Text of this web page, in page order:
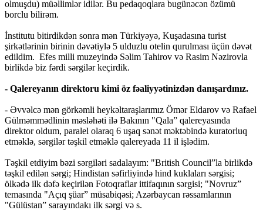
olmuşdu) müəllimlər idilər. Bu pedaqoqlara bugünəcən özümü
borclu bilirəm.
İnstitutu bitirdikdən sonra mən Türkiyəyə, Kuşadasına turist
şirkətlərinin birinin dəvətiylə 5 ulduzlu otelin qurulması üçün dəvət
edildim. Efes milli muzeyində Səlim Tahirov və Rasim Nəzirovla
birlikdə biz fərdi sərgilər keçirdik.
- Qalereyanın direktoru kimi öz fəaliyyətinizdən danışardınız.
- Əvvəlcə mən görkəmli heykəltaraşlarımız Ömər Eldarov və Rafael
Gülməmmədlinin məsləhəti ilə Bakının "Qala” qalereyasında
direktor oldum, paralel olaraq 6 uşaq sənət məktəbində kuratorluq
etməklə, sərgilər təşkil etməklə qalereyada 11 il işlədim.
Təşkil etdiyim bəzi sərgiləri sadalayım: "British Council”la birlikdə
təşkil edilən sərgi; Hindistan səfirliyində hind kuklaları sərgisi;
ölkədə ilk dəfə keçirilən Fotoqraflar ittifaqının sərgisi; "Novruz”
temasında "Açıq şüar” müsabiqəsi; Azərbaycan rəssamlarının
"Gülüstan” sarayındakı ilk sərgi və s.